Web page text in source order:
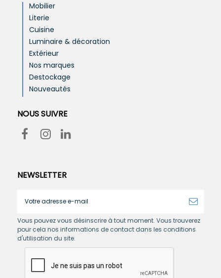
Mobilier
Literie
Cuisine
Luminaire & décoration
Extérieur
Nos marques
Destockage
Nouveautés
NOUS SUIVRE
NEWSLETTER
Vous pouvez vous désinscrire à tout moment. Vous trouverez
pour cela nos informations de contact dans les conditions
d'utilisation du site.